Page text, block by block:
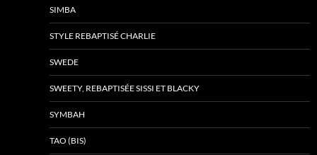
SIMBA
STYLE REBAPTISÉ CHARLIE
SWEDE
SWEETY, REBAPTISÉE SISSI ET BLACKY
SYMBAH
TAO (BIS)